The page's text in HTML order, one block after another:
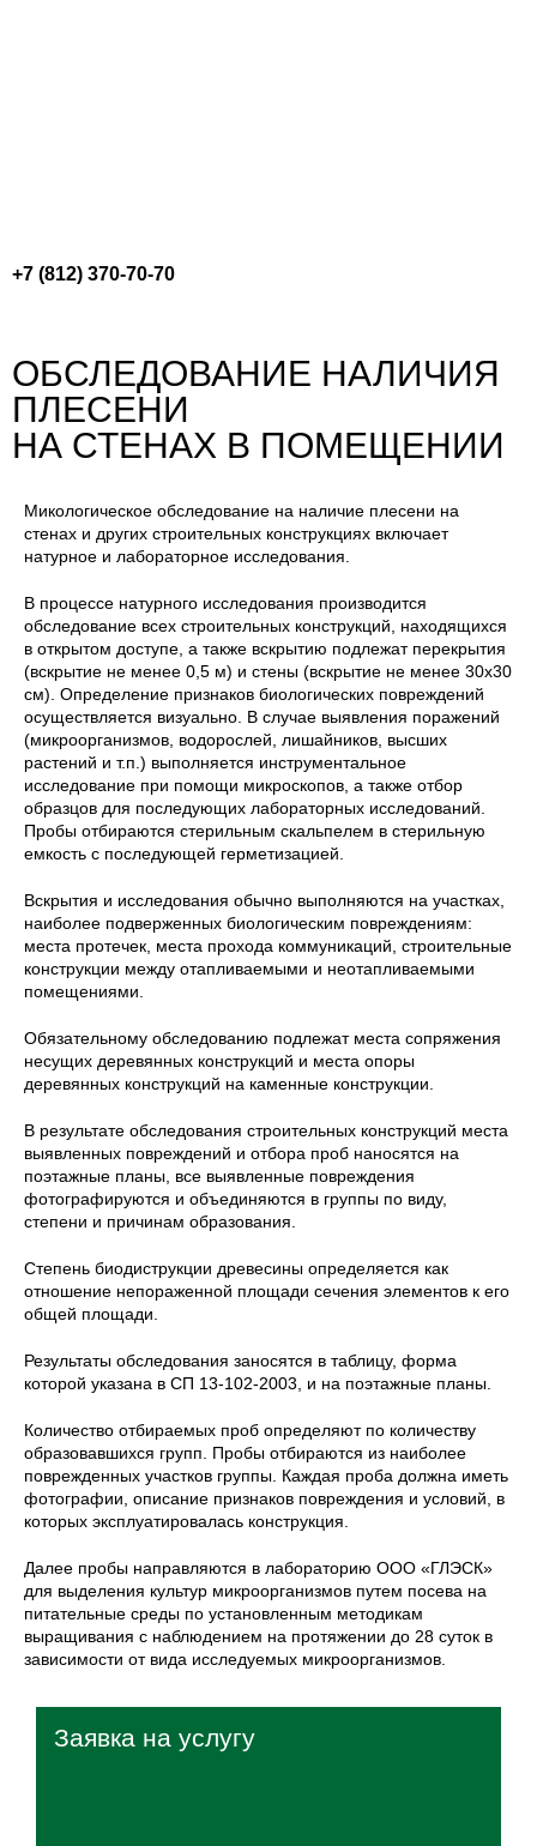
+7 (812) 370-70-70
ОБСЛЕДОВАНИЕ НАЛИЧИЯ
ПЛЕСЕНИ
НА СТЕНАХ В ПОМЕЩЕНИИ
Микологическое обследование на наличие плесени на
стенах и других строительных конструкциях включает
натурное и лабораторное исследования.
В процессе натурного исследования производится
обследование всех строительных конструкций, находящихся
в открытом доступе, а также вскрытию подлежат перекрытия
(вскрытие не менее 0,5 м) и стены (вскрытие не менее 30х30
см). Определение признаков биологических повреждений
осуществляется визуально. В случае выявления поражений
(микроорганизмов, водорослей, лишайников, высших
растений и т.п.) выполняется инструментальное
исследование при помощи микроскопов, а также отбор
образцов для последующих лабораторных исследований.
Пробы отбираются стерильным скальпелем в стерильную
емкость с последующей герметизацией.
Вскрытия и исследования обычно выполняются на участках,
наиболее подверженных биологическим повреждениям:
места протечек, места прохода коммуникаций, строительные
конструкции между отапливаемыми и неотапливаемыми
помещениями.
Обязательному обследованию подлежат места сопряжения
несущих деревянных конструкций и места опоры
деревянных конструкций на каменные конструкции.
В результате обследования строительных конструкций места
выявленных повреждений и отбора проб наносятся на
поэтажные планы, все выявленные повреждения
фотографируются и объединяются в группы по виду,
степени и причинам образования.
Степень биодиструкции древесины определяется как
отношение непораженной площади сечения элементов к его
общей площади.
Результаты обследования заносятся в таблицу, форма
которой указана в СП 13-102-2003, и на поэтажные планы.
Количество отбираемых проб определяют по количеству
образовавшихся групп. Пробы отбираются из наиболее
поврежденных участков группы. Каждая проба должна иметь
фотографии, описание признаков повреждения и условий, в
которых эксплуатировалась конструкция.
Далее пробы направляются в лабораторию ООО «ГЛЭСК»
для выделения культур микроорганизмов путем посева на
питательные среды по установленным методикам
выращивания с наблюдением на протяжении до 28 суток в
зависимости от вида исследуемых микроорганизмов.
Заявка на услугу